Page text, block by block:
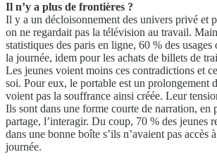
Il n’y a plus de frontières ?
Il y a un décloisonnement des univers privé et
on ne regardait pas la télévision au travail.
statistiques des paris en ligne, 60 % des
la journée, idem pour les achats de billets de
Les jeunes voient moins ces contradictions et
soi. Pour eux, le portable est un prolongement
voient pas la souffrance ainsi créée. Leur
Ils sont dans une forme courte de narration, en
partage, l’interagir. Du coup, 70 % des jeunes
dans une bonne boîte s’ils n’avaient pas accès
journée.